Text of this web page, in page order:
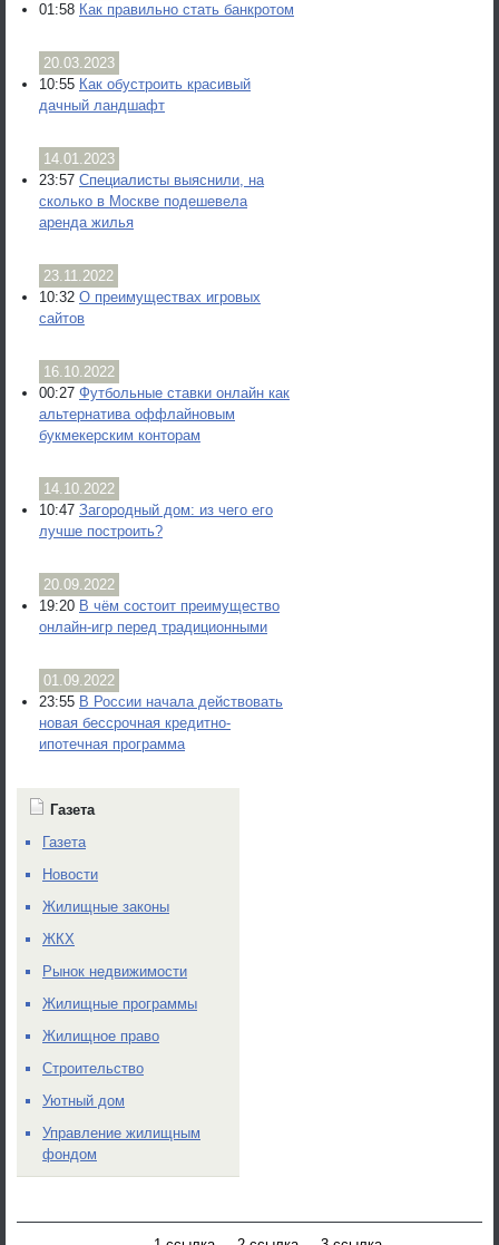
01:58 Как правильно стать банкротом
20.03.2023
10:55 Как обустроить красивый
дачный ландшафт
14.01.2023
23:57 Специалисты выяснили, на
сколько в Москве подешевела
аренда жилья
23.11.2022
10:32 О преимуществах игровых
сайтов
16.10.2022
00:27 Футбольные ставки онлайн как
альтернатива оффлайновым
букмекерским конторам
14.10.2022
10:47 Загородный дом: из чего его
лучше построить?
20.09.2022
19:20 В чём состоит преимущество
онлайн-игр перед традиционными
01.09.2022
23:55 В России начала действовать
новая бессрочная кредитно-
ипотечная программа
Газета
Газета
Новости
Жилищные законы
ЖКХ
Рынок недвижимости
Жилищные программы
Жилищное право
Строительство
Уютный дом
Управление жилищным
фондом